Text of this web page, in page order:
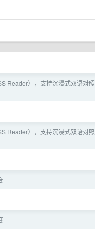
Reader），支持沉浸式双语对照
Reader），支持沉浸式双语对照